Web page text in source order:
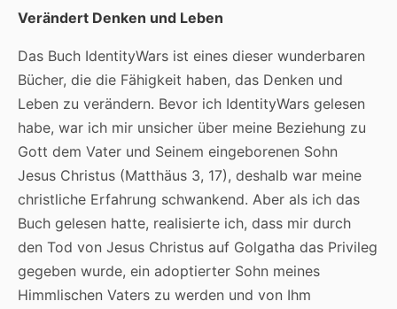
Verändert Denken und Leben
Das Buch IdentityWars ist eines dieser wunderbaren
Bücher, die die Fähigkeit haben, das Denken und
Leben zu verändern. Bevor ich IdentityWars gelesen
habe, war ich mir unsicher über meine Beziehung zu
Gott dem Vater und Seinem eingeborenen Sohn
Jesus Christus (Matthäus 3, 17), deshalb war meine
christliche Erfahrung schwankend. Aber als ich das
Buch gelesen hatte, realisierte ich, dass mir durch
den Tod von Jesus Christus auf Golgatha das Privileg
gegeben wurde, ein adoptierter Sohn meines
Himmlischen Vaters zu werden und von Ihm